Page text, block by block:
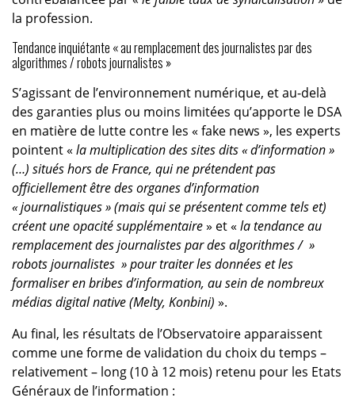
la profession.
Tendance inquiétante « au remplacement des journalistes par des
algorithmes / robots journalistes »
S’agissant de l’environnement numérique, et au-delà
des garanties plus ou moins limitées qu’apporte le DSA
en matière de lutte contre les « fake news », les experts
pointent « la multiplication des sites dits « d’information »
(…) situés hors de France, qui ne prétendent pas
officiellement être des organes d’information
« journalistiques » (mais qui se présentent comme tels et)
créent une opacité supplémentaire» et « la tendance au
remplacement des journalistes par des algorithmes / »
robots journalistes » pour traiter les données et les
formaliser en bribes d’information, au sein de nombreux
médias digital native (Melty, Konbini) ».
Au final, les résultats de l’Observatoire apparaissent
comme une forme de validation du choix du temps –
relativement – long (10 à 12 mois) retenu pour les Etats
Généraux de l’information :